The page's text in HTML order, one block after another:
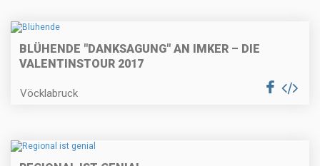
BLÜHENDE "DANKSAGUNG" AN IMKER – DIE
VALENTINSTOUR 2017
Vöcklabruck